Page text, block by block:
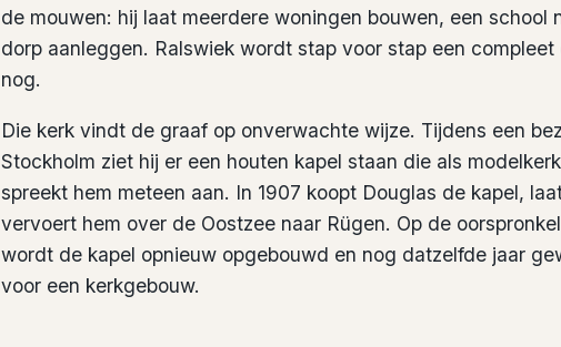
de mouwen: hij laat meerdere woningen bouwen, een school
dorp aanleggen. Ralswiek wordt stap voor stap een
nog.
Die kerk vindt de graaf op onverwachte wijze. Tijdens een
Stockholm ziet hij er een houten kapel staan die als
spreekt hem meteen aan. In 1907 koopt Douglas de kapel,
vervoert hem over de Oostzee naar Rügen. Op de
wordt de kapel opnieuw opgebouwd en nog datzelfde jaar
voor een kerkgebouw.